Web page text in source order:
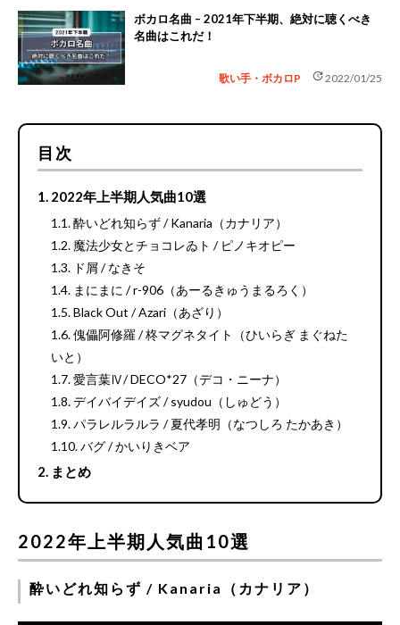
ボカロ名曲 – 2021年下半期、絶対に聴くべき
名曲はこれだ！
歌い手・ボカロP update2022/01/25
目次
2022年上半期人気曲10選
酔いどれ知らず / Kanaria（カナリア）
魔法少女とチョコレゐト / ピノキオピー
ド屑 / なきそ
まにまに / r-906（あーるきゅうまるろく）
Black Out / Azari（あざり）
傀儡阿修羅 / 柊マグネタイト（ひいらぎ まぐねた
いと）
愛言葉Ⅳ/ DECO*27（デコ・ニーナ）
デイバイデイズ / syudou（しゅどう）
パラレルラルラ / 夏代孝明（なつしろ たかあき）
バグ / かいりきベア
まとめ
2022年上半期人気曲10選
酔いどれ知らず / Kanaria（カナリア）